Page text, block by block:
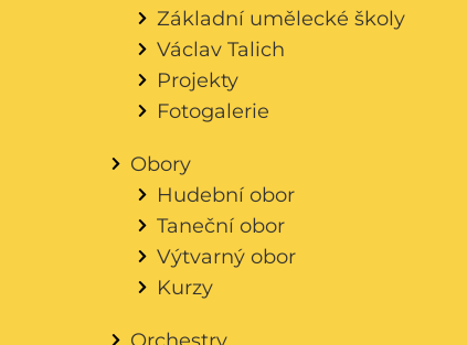
Základní umělecké školy
Václav Talich
Projekty
Fotogalerie
Obory
Hudební obor
Taneční obor
Výtvarný obor
Kurzy
Orchestry